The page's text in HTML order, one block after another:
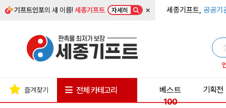
기프트인포의 새 이름!세종기프트 자세히 × 세종기프트, 공공기
즐겨찾기 전체 카테고리
베스트
100
기획전